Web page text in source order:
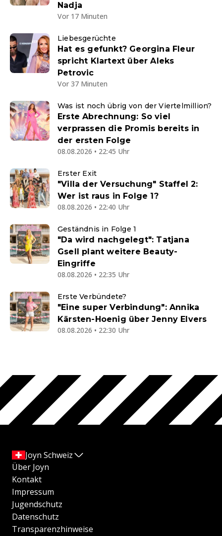
Nadja
Vor 17 Minuten
Liebesgerüchte
Hat es gefunkt? Georgina Fleur
spricht Klartext über Aleks
Petrovic
Vor 37 Minuten
Was ist noch übrig von der Viertelmillion?
Erste Abrechnung: So viel
verprassen die Promis bereits in
der ersten Folge
08.08.2026 • 22:45 Uhr
Erster Exit
"Villa der Versuchung" Staffel 2:
Wer ist raus in Folge 1?
08.08.2026 • 22:40 Uhr
Geständnis in Folge 1
"Da wird nachgelegt": Tatjana
Gsell plant weitere Beauty-
Eingriffe
08.08.2026 • 22:35 Uhr
Erste Verbündete?
"Eine super Verbindung": Annika
Kärsten-Hoenig über Jenny Elvers
08.08.2026 • 22:30 Uhr
Joyn Schweiz
Über Joyn
Kontakt
Impressum
Jugendschutz
Datenschutz
Transparenzhinweise